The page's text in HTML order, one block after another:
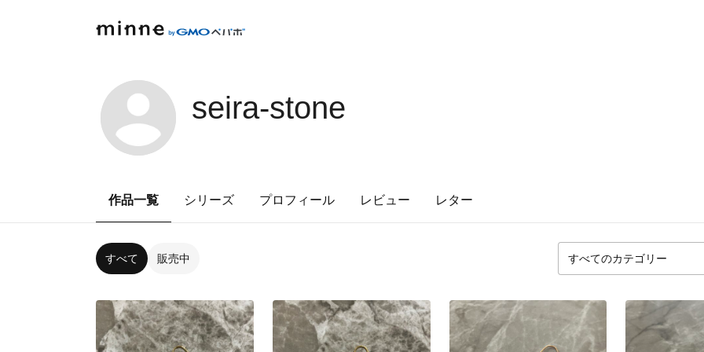
seira-stone
作品一覧 シリーズ プロフィール レビュー レター
すべて 販売中